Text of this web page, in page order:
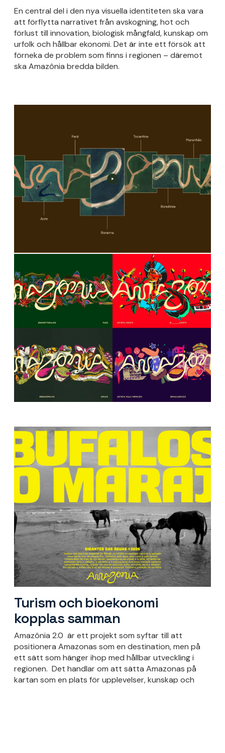
En central del i den nya visuella identiteten ska vara
att förflytta narrativet från avskogning, hot och
förlust till innovation, biologisk mångfald, kunskap om
urfolk och hållbar ekonomi. Det är inte ett försök att
förneka de problem som finns i regionen – däremot
ska Amazônia bredda bilden.
Turism och bioekonomi
kopplas samman
Amazônia 2.0 är ett projekt som syftar till att
positionera Amazonas som en destination, men på
ett sätt som hänger ihop med hållbar utveckling i
regionen. Det handlar om att sätta Amazonas på
kartan som en plats för upplevelser, kunskap och